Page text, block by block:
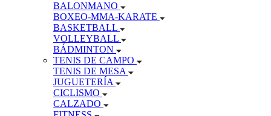
BALONMANO
BOXEO-MMA-KARATE
BASKETBALL
VOLLEYBALL
BÁDMINTON
TENIS DE CAMPO
TENIS DE MESA
JUGUETERÍA
CICLISMO
CALZADO